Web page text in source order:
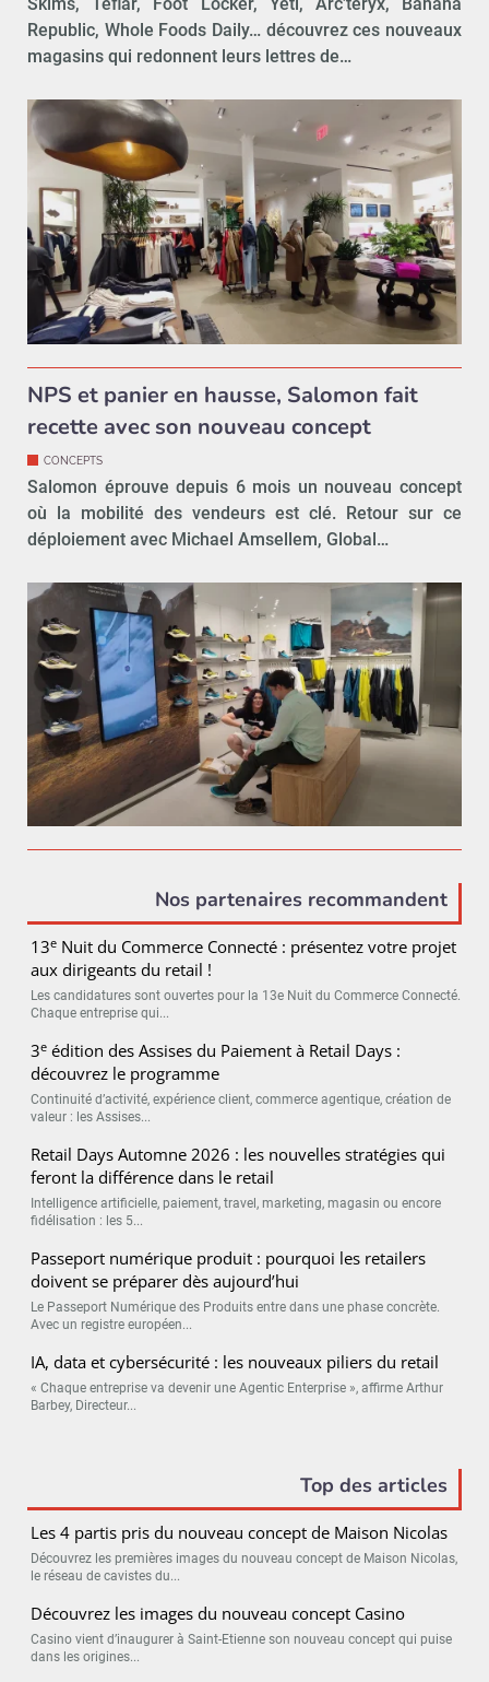
Republic, Whole Foods Daily… découvrez ces nouveaux
magasins qui redonnent leurs lettres de…
NPS et panier en hausse, Salomon fait
recette avec son nouveau concept
CONCEPTS
Salomon éprouve depuis 6 mois un nouveau concept
où la mobilité des vendeurs est clé. Retour sur ce
déploiement avec Michael Amsellem, Global…
Nos partenaires recommandent
13e Nuit du Commerce Connecté : présentez votre projet
aux dirigeants du retail !
Les candidatures sont ouvertes pour la 13e Nuit du Commerce Connecté.
Chaque entreprise qui...
3e édition des Assises du Paiement à Retail Days :
découvrez le programme
Continuité d’activité, expérience client, commerce agentique, création de
valeur : les Assises...
Retail Days Automne 2026 : les nouvelles stratégies qui
feront la différence dans le retail
Intelligence artificielle, paiement, travel, marketing, magasin ou encore
fidélisation : les 5...
Passeport numérique produit : pourquoi les retailers
doivent se préparer dès aujourd’hui
Le Passeport Numérique des Produits entre dans une phase concrète.
Avec un registre européen...
IA, data et cybersécurité : les nouveaux piliers du retail
« Chaque entreprise va devenir une Agentic Enterprise », affirme Arthur
Barbey, Directeur...
Top des articles
Les 4 partis pris du nouveau concept de Maison Nicolas
Découvrez les premières images du nouveau concept de Maison Nicolas,
le réseau de cavistes du...
Découvrez les images du nouveau concept Casino
Casino vient d’inaugurer à Saint-Etienne son nouveau concept qui puise
dans les origines...